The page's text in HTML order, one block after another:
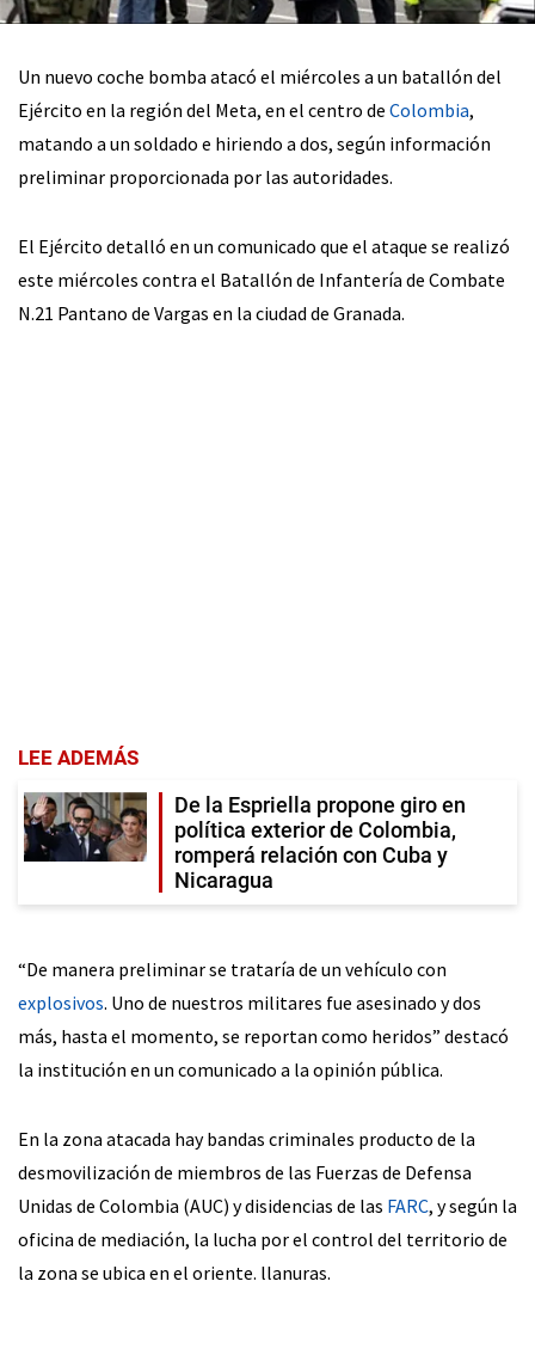
Un nuevo coche bomba atacó el miércoles a un batallón del
Ejército en la región del Meta, en el centro de Colombia,
matando a un soldado e hiriendo a dos, según información
preliminar proporcionada por las autoridades.
El Ejército detalló en un comunicado que el ataque se realizó
este miércoles contra el Batallón de Infantería de Combate
N.21 Pantano de Vargas en la ciudad de Granada.
LEE ADEMÁS
De la Espriella propone giro en
política exterior de Colombia,
romperá relación con Cuba y
Nicaragua
“De manera preliminar se trataría de un vehículo con
explosivos. Uno de nuestros militares fue asesinado y dos
más, hasta el momento, se reportan como heridos” destacó
la institución en un comunicado a la opinión pública.
En la zona atacada hay bandas criminales producto de la
desmovilización de miembros de las Fuerzas de Defensa
Unidas de Colombia (AUC) y disidencias de las FARC, y según la
oficina de mediación, la lucha por el control del territorio de
la zona se ubica en el oriente. llanuras.